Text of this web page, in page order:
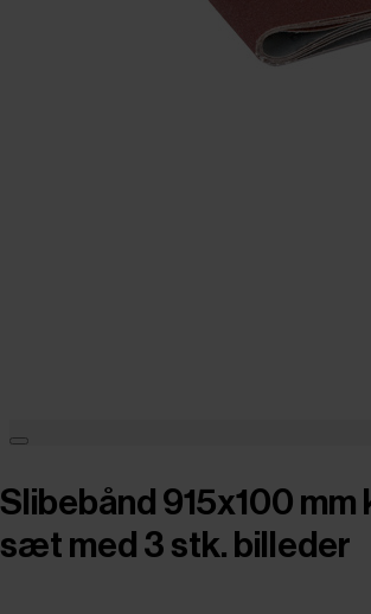
Slibebånd 915x100 mm
sæt med 3 stk. billeder